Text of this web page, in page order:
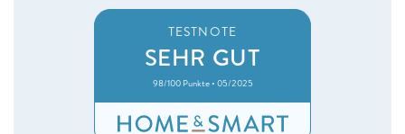
TESTNOTE
SEHR GUT
98/100 Punkte • 05/2025